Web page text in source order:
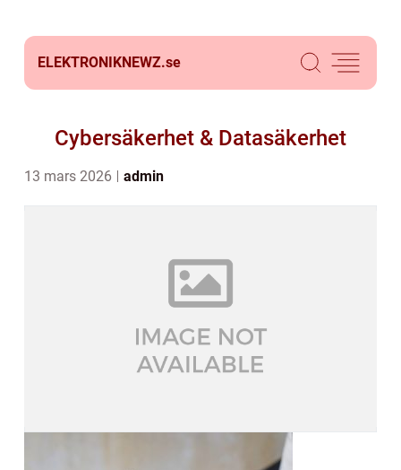
ELEKTRONIKNEWZ.se
Cybersäkerhet & Datasäkerhet
13 mars 2026 admin